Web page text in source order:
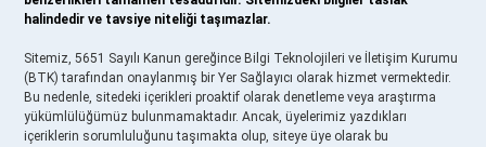
halindedir ve tavsiye niteliği taşımazlar.
Sitemiz, 5651 Sayılı Kanun gereğince Bilgi Teknolojileri ve İletişim Kurumu
(BTK) tarafından onaylanmış bir Yer Sağlayıcı olarak hizmet vermektedir.
Bu nedenle, sitedeki içerikleri proaktif olarak denetleme veya araştırma
yükümlülüğümüz bulunmamaktadır. Ancak, üyelerimiz yazdıkları
içeriklerin sorumluluğunu taşımakta olup, siteye üye olarak bu